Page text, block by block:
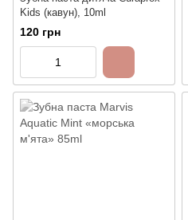
Kids (кавун), 10ml
120 грн